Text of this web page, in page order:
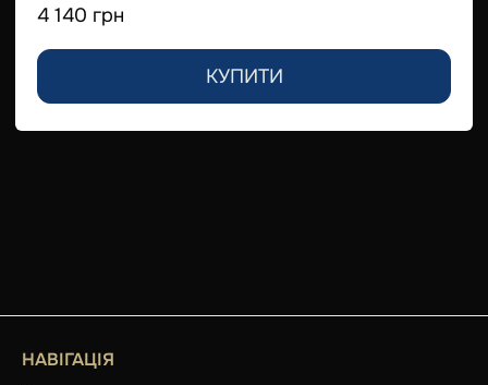
4 140 грн
КУПИТИ
НАВІГАЦІЯ